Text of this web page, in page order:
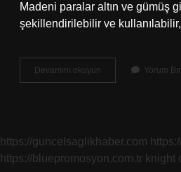
Madeni paralar altın ve gümüş
şekillendirilebilir ve
Devamını okuyun
Liranın
Yorum
https://guncelsaglikhaber.com
https://bluepromosyon.com.tr knight